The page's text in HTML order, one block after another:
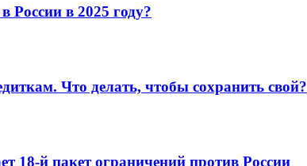
России в 2025 году?
Что делать, чтобы сохранить свой?
18-й пакет ограничений против России